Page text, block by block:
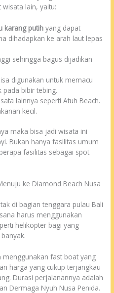
lain, yaitu:
karang putih yang dapat
dihadapkan ke arah laut lepas
sehingga bagus dijadikan
digunakan untuk memacu
pada bibir tebing.
lainnya seperti Atuh Beach.
kecil.
maka bisa jadi wisata ini
Bukan hanya fasilitas umum
fasilitas sebagai spot
ke Diamond Beach Nusa
di bagian tenggara pulau Bali
harus menggunakan
helikopter bagi yang
menggunakan fast boat yang
harga yang cukup terjangkau
Durasi perjalanannya adalah
Dermaga Nyuh Nusa Penida.